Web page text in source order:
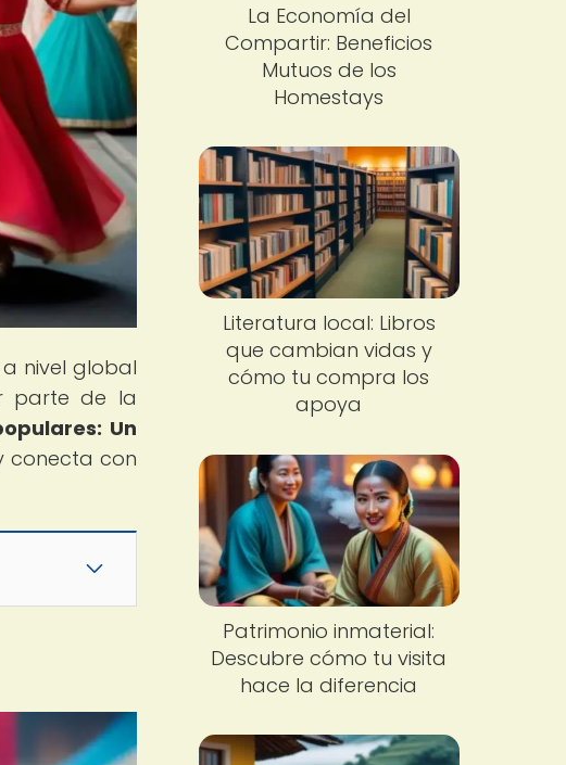
nivel global
parte de la
Un
conecta con
La Economía del
Compartir: Beneficios
Mutuos de los
Homestays
Literatura local: Libros
que cambian vidas y
cómo tu compra los
apoya
Patrimonio inmaterial:
Descubre cómo tu visita
hace la diferencia